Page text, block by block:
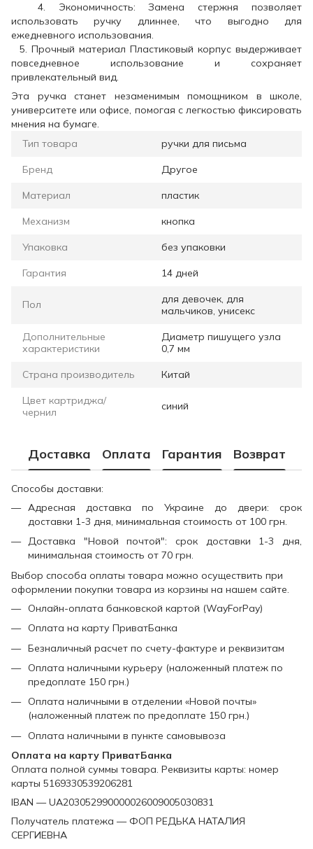
4. Экономичность: Замена стержня позволяет
использовать ручку длиннее, что выгодно для
ежедневного использования.
5. Прочный материал Пластиковый корпус выдерживает
повседневное использование и сохраняет
привлекательный вид.
Эта ручка станет незаменимым помощником в школе,
университете или офисе, помогая с легкостью фиксировать
мнения на бумаге.
Тип товара
ручки для письма
Бренд Другое
Материал пластик
Механизм кнопка
Упаковка без упаковки
Гарантия 14 дней
Пол
для девочек, для
мальчиков, унисекс
Дополнительные
характеристики
Диаметр пишущего узла
0,7 мм
Страна производитель Китай
Цвет картриджа/
чернил
синий
Доставка Оплата Гарантия Возврат
Способы доставки:
Адресная доставка по Украине до двери: срок
доставки 1-3 дня, минимальная стоимость от 100 грн.
Доставка "Новой почтой": срок доставки 1-3 дня,
минимальная стоимость от 70 грн.
Выбор способа оплаты товара можно осуществить при
оформлении покупки товара из корзины на нашем сайте.
Онлайн-оплата банковской картой (WayForPay)
Оплата на карту ПриватБанка
Безналичный расчет по счету-фактуре и реквизитам
Оплата наличными курьеру (наложенный платеж по
предоплате 150 грн.)
Оплата наличными в отделении «Новой почты»
(наложенный платеж по предоплате 150 грн.)
Оплата наличными в пункте самовывоза
Оплата на карту ПриватБанка
Оплата полной суммы товара. Реквизиты карты: номер
карты 5169330539206281
IBAN — UA203052990000026009005030831
Получатель платежа — ФОП РЕДЬКА НАТАЛИЯ
СЕРГИЕВНА